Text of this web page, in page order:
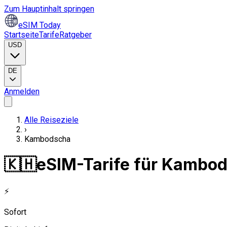
Zum Hauptinhalt springen
eSIM Today
StartseiteTarifeRatgeber
USD
DE
Anmelden
Alle Reiseziele
›
Kambodscha
🇰🇭eSIM-Tarife für
⚡
Sofort